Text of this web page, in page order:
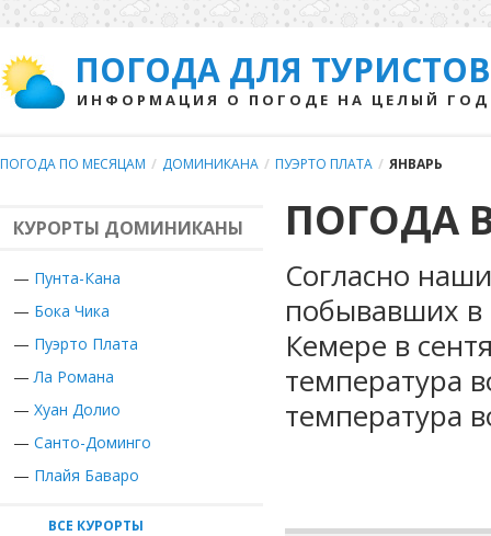
ПОГОДА ДЛЯ ТУРИСТОВ
ИНФОРМАЦИЯ О ПОГОДЕ НА ЦЕЛЫЙ ГОД
ПОГОДА ПО МЕСЯЦАМ / ДОМИНИКАНА / ПУЭРТО ПЛАТА / ЯНВАРЬ
КУРОРТЫ ДОМИНИКАНЫ
— Пунта-Кана
— Бока Чика
— Пуэрто Плата
—Ла Романа
— Хуан Долио
— Санто-Доминго
— Плайя Баваро
ВСЕ КУРОРТЫ
ПОГОДА
Согласно
побывавших в
Кемере в
температура
температура